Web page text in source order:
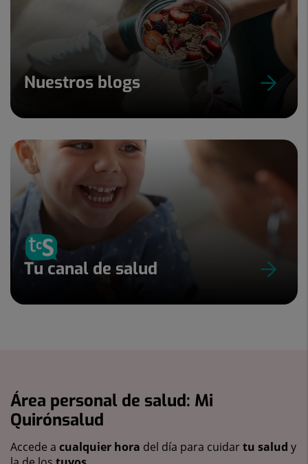
Nuestros blogs
Tu canal de salud
Área personal de salud: Mi
Quirónsalud
Accede a cualquier hora del día para cuidartu salud y